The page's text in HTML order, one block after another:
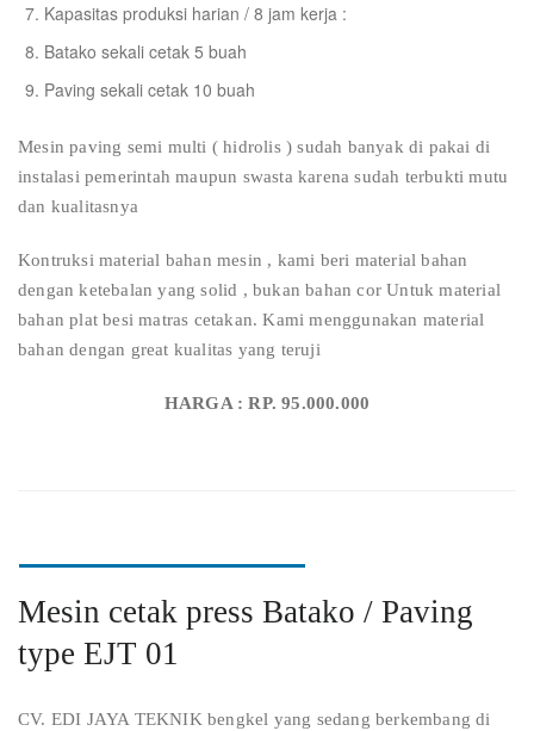
Kapasitas produksi harian / 8 jam kerja :
Batako sekali cetak 5 buah
Paving sekali cetak 10 buah
Mesin paving semi multi ( hidrolis ) sudah banyak di pakai di
instalasi pemerintah maupun swasta karena sudah terbukti mutu
dan kualitasnya
Kontruksi material bahan mesin , kami beri material bahan
dengan ketebalan yang solid , bukan bahan cor Untuk material
bahan plat besi matras cetakan. Kami menggunakan material
bahan dengan great kualitas yang teruji
HARGA : RP. 95.000.000
Mesin cetak press Batako / Paving
type EJT 01
CV. EDI JAYA TEKNIK bengkel yang sedang berkembang di